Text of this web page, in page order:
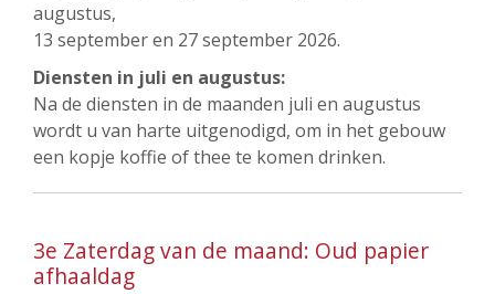
augustus,
13 september en 27 september 2026.
Diensten in juli en augustus:
Na de diensten in de maanden juli en augustus
wordt u van harte uitgenodigd, om in het gebouw
een kopje koffie of thee te komen drinken.
3e Zaterdag van de maand: Oud papier
afhaaldag